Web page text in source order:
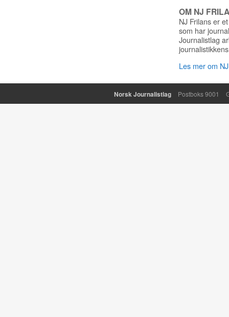
OM NJ
NJ Frilans er
som har
Journalistlag
Les mer om
Norsk Journalistlag Postboks 9001